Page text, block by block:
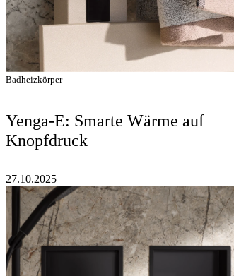
Badheizkörper
Yenga-E: Smarte Wärme auf
Knopfdruck
27.10.2025